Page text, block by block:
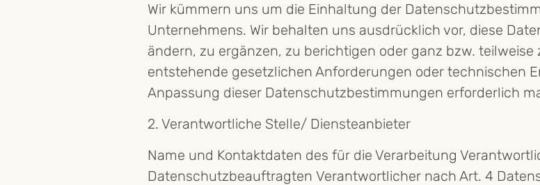
Wir kümmern uns um die Einhaltung der
Unternehmens. Wir behalten uns ausdrücklich vor, diese
ändern, zu ergänzen, zu berichtigen oder ganz bzw.
entstehende gesetzlichen Anforderungen oder technischen
Anpassung dieser Datenschutzbestimmungen erforderlich
2. Verantwortliche Stelle/ Diensteanbieter
Name und Kontaktdaten des für die Verarbeitung
Datenschutzbeauftragten Verantwortlicher nach Art. 4